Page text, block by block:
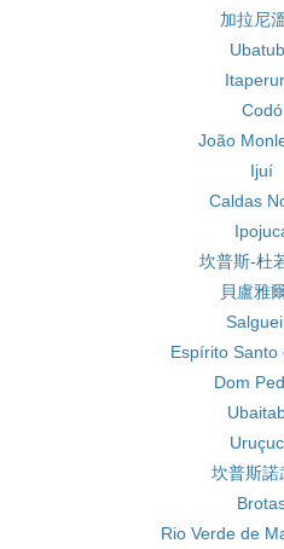
加拉尼
Codó
João
Ijuí
Caldas
坎普斯-杜
貝盧雅
Espírito Santo
Dom
坎普斯諾
Rio Verde de